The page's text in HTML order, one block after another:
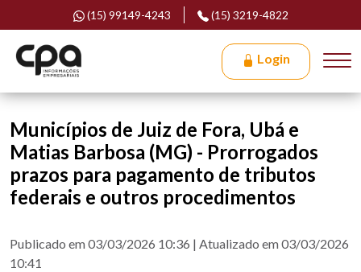
(15) 99149-4243 (15) 3219-4822
Login
Municípios de Juiz de Fora, Ubá e
Matias Barbosa (MG) - Prorrogados
prazos para pagamento de tributos
federais e outros procedimentos
Publicado em 03/03/2026 10:36 | Atualizado em 03/03/2026
10:41